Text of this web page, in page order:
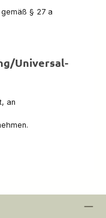
§ 27 a
Universal­
an